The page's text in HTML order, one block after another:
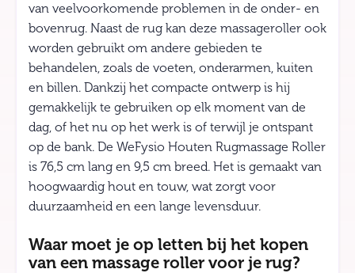
van veelvoorkomende problemen in de onder- en
bovenrug. Naast de rug kan deze massageroller ook
worden gebruikt om andere gebieden te
behandelen, zoals de voeten, onderarmen, kuiten
en billen. Dankzij het compacte ontwerp is hij
gemakkelijk te gebruiken op elk moment van de
dag, of het nu op het werk is of terwijl je ontspant
op de bank. De WeFysio Houten Rugmassage Roller
is 76,5 cm lang en 9,5 cm breed. Het is gemaakt van
hoogwaardig hout en touw, wat zorgt voor
duurzaamheid en een lange levensduur.
Waar moet je op letten bij het kopen
van een massage roller voor je rug?